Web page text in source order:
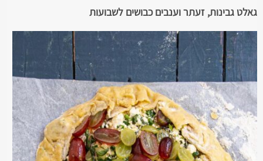
גאלט גבינות, זעתר וענבים כבושים לשבועות